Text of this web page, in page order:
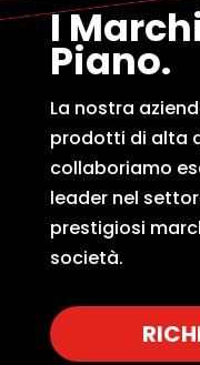
I
Piano.
La nostra
prodotti di alta
collaboriamo
leader nel
prestigiosi
società.